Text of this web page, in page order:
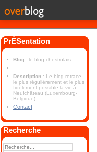
PrÉSentation
Blog : le blog chestrolais
Description : Le blog retrace
le plus régulièrement et le plus
fidèlement possible la vie à
Neufchâteau (Luxembourg-
Belgique).
Contact
Recherche